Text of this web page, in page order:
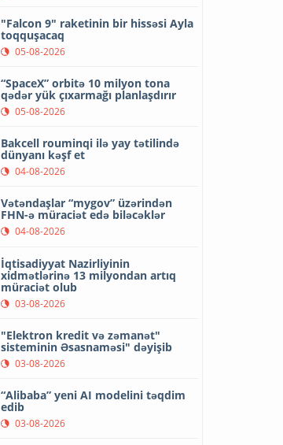
"Falcon 9" raketinin bir hissəsi Ayla
toqquşacaq
05-08-2026
“SpaceX” orbitə 10 milyon tona
qədər yük çıxarmağı planlaşdırır
05-08-2026
Bakcell rouminqi ilə yay tətilində
dünyanı kəşf et
04-08-2026
Vətəndaşlar “mygov” üzərindən
FHN-ə müraciət edə biləcəklər
04-08-2026
İqtisadiyyat Nazirliyinin
xidmətlərinə 13 milyondan artıq
müraciət olub
03-08-2026
"Elektron kredit və zəmanət"
sisteminin Əsasnaməsi" dəyişib
03-08-2026
“Alibaba” yeni AI modelini təqdim
edib
03-08-2026